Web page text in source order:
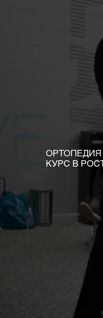
ОРТОПЕДИЯ
КУРС В